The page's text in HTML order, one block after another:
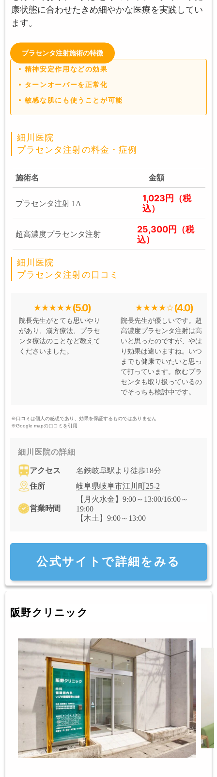
康状態に合わせたきめ細やかな医療を実践してい
ます。
プラセンタ注射施術の特徴
精神安定作用などの効果
ターンオーバーを正常化
敏感な肌にも使うことが可能
細川医院
プラセンタ注射の料金・症例
施術名 金額
プラセンタ注射 1A
1,023円（税
込）
超高濃度プラセンタ注射
25,300円（税
込）
細川医院
プラセンタ注射の口コミ
(5.0)
院長先生がとても思いやり
があり、漢方療法、プラセ
ンタ療法のことなど教えて
くださいました。
(4.0)
院長先生が優しいです。超
高濃度プラセンタ注射は高
いと思ったのですが、やは
り効果は違いますね。いつ
までも健康でいたいと思っ
て打っています。飲むプラ
センタも取り扱っているの
でそっちも検討中です。
※口コミは個人の感想であり、効果を保証するものではありません
※Google mapの口コミを引用
細川医院の詳細
アクセス
名鉄岐阜駅より徒歩18分
住所
岐阜県岐阜市江川町25-2
営業時間
【月火水金】9:00～13:00/16:00～
19:00
【木土】9:00～13:00
公式サイトで詳細をみる
阪野クリニック